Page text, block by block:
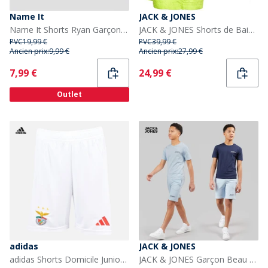
Name It
Name It Shorts Ryan Garçon Tea
PVC19,99 €
Ancien prix:9,99 €
Current
7,99 €
Outlet
JACK & JONES
JACK & JONES Shorts de Bain Aruba Garçon Multicolore
PVC39,99 €
Ancien prix:27,99 €
Current
24,99 €
adidas
adidas Shorts Domicile Junior Garçon SLB Benfica 24/25 Blanc
JACK & JONES
JACK & JONES Garçon Beau Pacquet Double T-shirts et Shorts Ensemble Cashmere Blue